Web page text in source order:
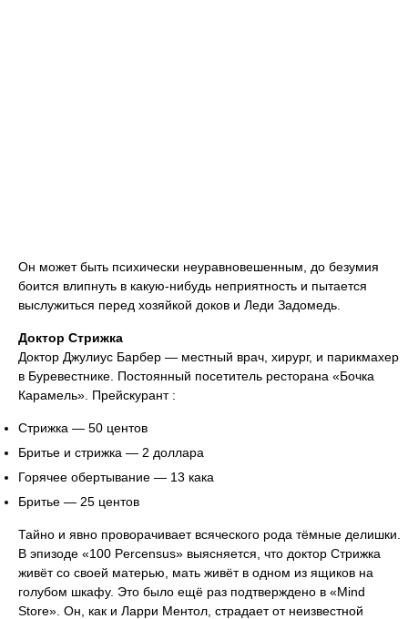
Он может быть психически неуравновешенным, до безумия
боится влипнуть в какую-нибудь неприятность и пытается
выслужиться перед хозяйкой доков и Леди Задомедь.
Доктор Стрижка
Доктор Джулиус Барбер — местный врач, хирург, и парикмахер
в Буревестнике. Постоянный посетитель ресторана «Бочка
Карамель». Прейскурант :
Стрижка — 50 центов
Бритье и стрижка — 2 доллара
Горячее обертывание — 13 кака
Бритье — 25 центов
Тайно и явно проворачивает всяческого рода тёмные делишки.
В эпизоде «100 Percensus» выясняется, что доктор Стрижка
живёт со своей матерью, мать живёт в одном из ящиков на
голубом шкафу. Это было ещё раз подтверждено в «Mind
Store». Он, как и Ларри Ментол, страдает от неизвестной